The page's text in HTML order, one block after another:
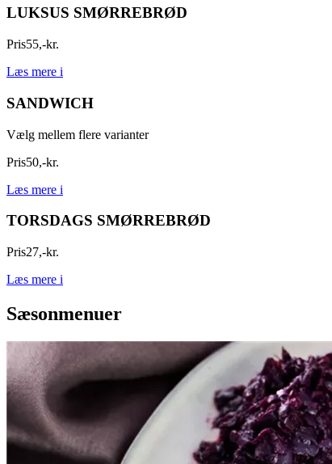
LUKSUS SMØRREBRØD
Pris55,-kr.
Læs mere i
SANDWICH
Vælg mellem flere varianter
Pris50,-kr.
Læs mere i
TORSDAGS SMØRREBRØD
Pris27,-kr.
Læs mere i
Sæsonmenuer